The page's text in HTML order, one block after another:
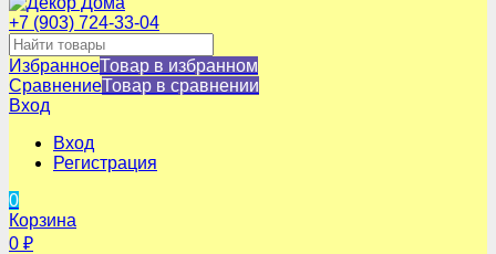
+7 (903) 724-33-04
ИзбранноеТовар в избранном
СравнениеТовар в сравнении
Вход
Вход
Регистрация
0
Корзина
0 ₽